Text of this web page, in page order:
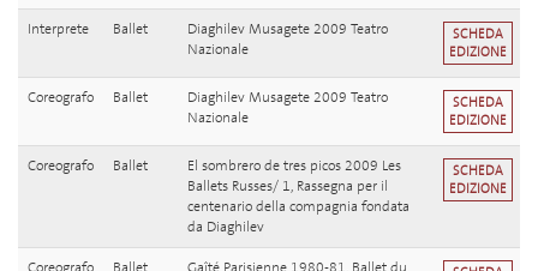
Interprete Ballet
Diaghilev Musagete 2009 Teatro
Nazionale
SCHEDA
EDIZIONE
Coreografo Ballet
Diaghilev Musagete 2009 Teatro
Nazionale
SCHEDA
EDIZIONE
Coreografo Ballet
El sombrero de tres picos 2009 Les
Ballets Russes/ 1, Rassegna per il
centenario della compagnia fondata
da Diaghilev
SCHEDA
EDIZIONE